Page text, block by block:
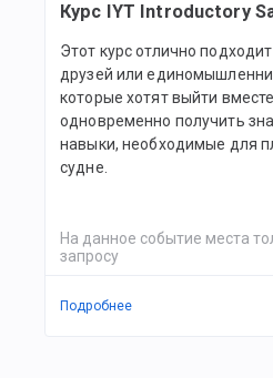
Курс IYT Introductory
Этот курс отлично
друзей или
которые хотят выйти
одновременно получить
навыки, необходимые для
судне.
На данное событие места
запросу
Подробнее